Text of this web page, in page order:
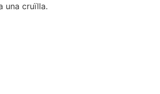
una cruïlla.